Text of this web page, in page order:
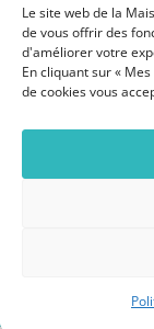
Le site web de la
de vous offrir des
d'améliorer votre
En cliquant sur «
de cookies vous
Mentions